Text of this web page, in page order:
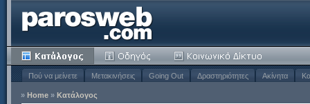
Πού να μείνετε Μετακινήσεις Going Out Δραστηριότητες Ακίνητα
» Home » Κατάλογος